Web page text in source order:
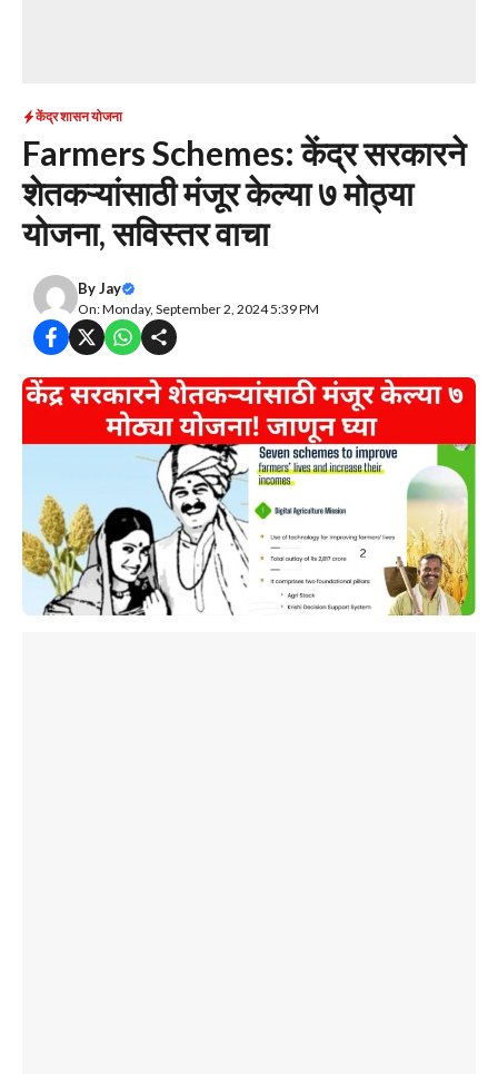
केंद्र शासन योजना
Farmers Schemes: केंद्र सरकारने
शेतकऱ्यांसाठी मंजूर केल्या ७ मोठ्या
योजना, सविस्तर वाचा
ByJay
On: Monday, September 2, 2024 5:39 PM